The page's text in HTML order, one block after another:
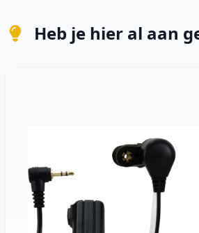
Heb je hier al aan